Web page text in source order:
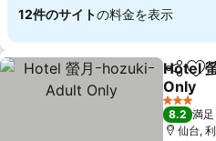
12件のサイトの料金を表示
シェアお
Hotel
Only
3 ホテルの
8.2 満足
仙台,